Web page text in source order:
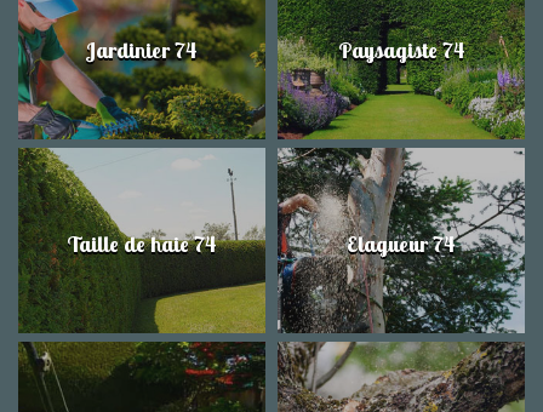
Jardinier 74 Paysagiste 74
Taille de haie 74 Elagueur 74